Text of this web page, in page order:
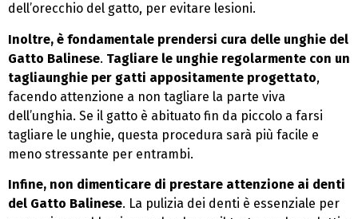
dell’orecchio del gatto, per evitare lesioni.
Inoltre, è fondamentale prendersi cura delle unghie del
Gatto Balinese. Tagliare le unghie regolarmente con un
tagliaunghie per gatti appositamente progettato,
facendo attenzione a non tagliare la parte viva
dell’unghia. Se il gatto è abituato fin da piccolo a farsi
tagliare le unghie, questa procedura sarà più facile e
meno stressante per entrambi.
Infine, non dimenticare di prestare attenzione ai denti
del Gatto Balinese. La pulizia dei denti è essenziale per